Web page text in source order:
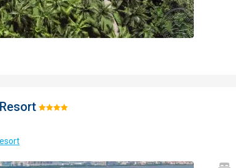
Hodnotenie: